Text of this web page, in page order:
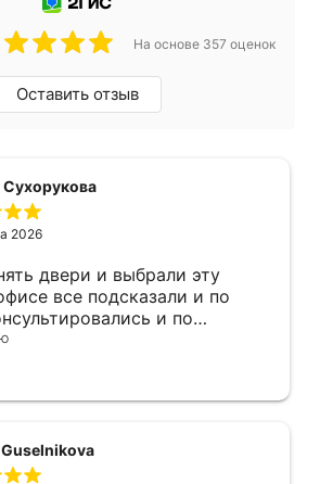
На основе 357 оценок
Оставить отзыв
Сухорукова
2026
двери и выбрали эту
и по
ответила на все
качественно и аккуратно,
рекомендую! С утра до
после монтажа. Рекомендую!